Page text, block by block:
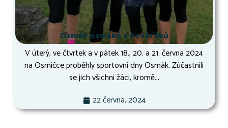
Osmák osmáků a deváťáků
V úterý, ve čtvrtek a v pátek 18., 20. a 21. června 2024
na Osmičce proběhly sportovní dny Osmák. Zúčastnili
se jich všichni žáci, kromě...
22 června, 2024